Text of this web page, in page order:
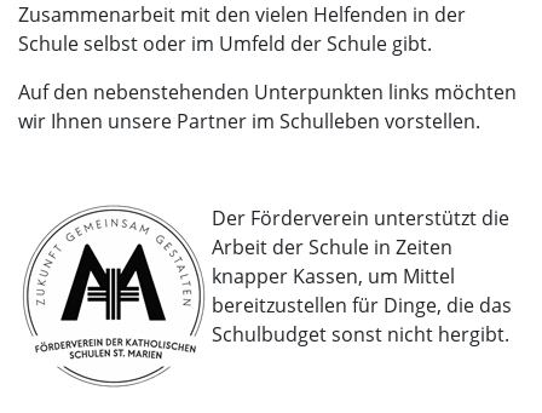
Zusammenarbeit mit den vielen Helfenden in der
Schule selbst oder im Umfeld der Schule gibt.
Auf den nebenstehenden Unterpunkten links möchten
wir Ihnen unsere Partner im Schulleben vorstellen.
Der Förderverein unterstützt die
Arbeit der Schule in Zeiten
knapper Kassen, um Mittel
bereitzustellen für Dinge, die das
Schulbudget sonst nicht hergibt.